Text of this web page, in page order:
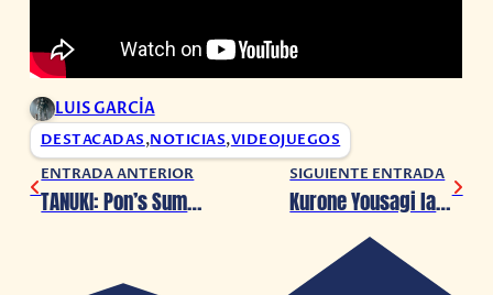
LUIS GARCÍA
DESTACADAS,NOTICIAS,VIDEOJUEGOS
ENTRADA ANTERIOR
TANUKI: Pon’s Summer revela nuevo tráiler para este 2025
SIGUIENTE ENTRADA
Kurone Yousagi lanza su segundo sencillo «Window» y anuncia concierto 3D